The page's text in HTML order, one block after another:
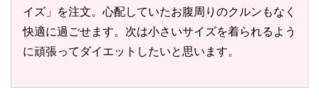
イズ」を注文。心配していたお腹周りのクルンもなく
快適に過ごせます。次は小さいサイズを着られるよう
に頑張ってダイエットしたいと思います。